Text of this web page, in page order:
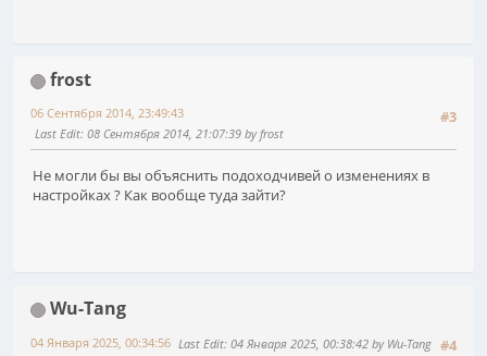
frost
#3
06 Сентября 2014, 23:49:43
Last Edit: 08 Сентября 2014, 21:07:39 by frost
Не могли бы вы объяснить подоходчивей о изменениях в
настройках ? Как вообще туда зайти?
Wu-Tang
#4
04 Января 2025, 00:34:56 Last Edit: 04 Января 2025, 00:38:42 by Wu-Tang